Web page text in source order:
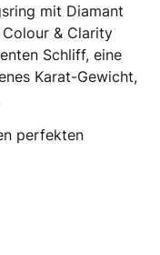
mit Diamant
& Clarity
Schliff, eine
Karat-Gewicht,
perfekten